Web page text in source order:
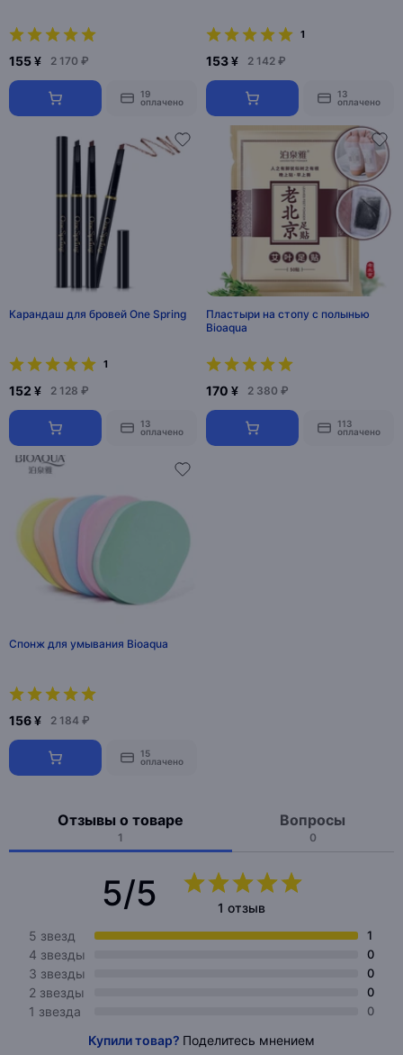
155 ¥ 2 170 ₽
19
оплачено
1
153 ¥ 2 142 ₽
13
оплачено
Карандаш для бровей One Spring
1
152 ¥ 2 128 ₽
13
оплачено
Пластыри на стопу с полынью
Bioaqua
170 ¥ 2 380 ₽
113
оплачено
Спонж для умывания Bioaqua
156 ¥ 2 184 ₽
15
оплачено
Отзывы о товаре
1
Вопросы
0
5/5
1 отзыв
5 звезд
1
4 звезды 0
3 звезды 0
2 звезды 0
1 звезда 0
Купили товар? Поделитесь мнением